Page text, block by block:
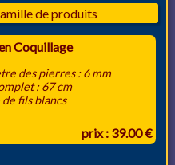
de produits
Coquillage
des pierres : 6 mm
: 67 cm
de fils blancs
prix : 39.00 €